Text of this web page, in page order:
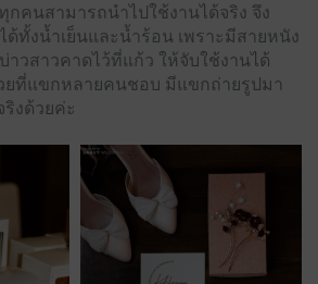
กคนสามารถนำไปใช้งานได้จริง จึง
ด้ทั้งน้ำเย็นและน้ำร้อน เพราะมีสายหนัง
วสาวคาดไว้ที่แก้ว ให้จับใช้งานได้
ยที่แขกหลายคนชอบ มีแขกถ่ายรูปมา
ริงด้วยค่ะ